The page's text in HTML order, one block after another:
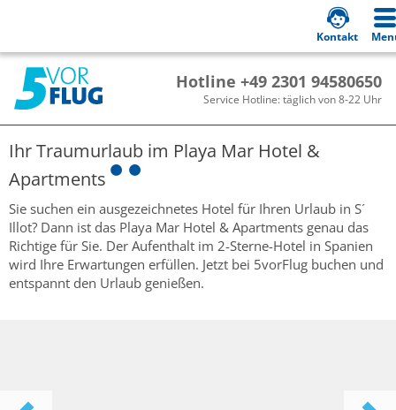
Hotline +49 2301 94580650
Service Hotline: täglich von 8-22 Uhr
Kontakt
Ihr Traumurlaub im Playa Mar Hotel &
Apartments
Sie suchen ein ausgezeichnetes Hotel für Ihren Urlaub in S´
Illot? Dann ist das Playa Mar Hotel & Apartments genau das
Richtige für Sie. Der Aufenthalt im 2-Sterne-Hotel in Spanien
wird Ihre Erwartungen erfüllen. Jetzt bei 5vorFlug buchen und
entspannt den Urlaub genießen.